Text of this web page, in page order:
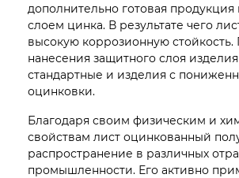
дополнительно готовая продукция
слоем цинка. В результате чего
высокую коррозионную
нанесения защитного слоя изделия
стандартные и изделия с
оцинковки.
Благодаря своим физическим и
свойствам лист оцинкованный
распространение в различных
промышленности. Его активно